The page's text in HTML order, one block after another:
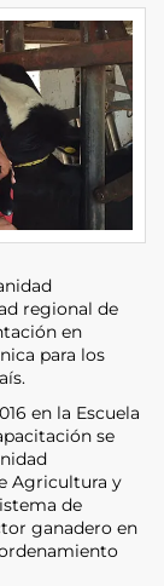
regional de
en
para los
en la Escuela
se
Agricultura y
de
ganadero en